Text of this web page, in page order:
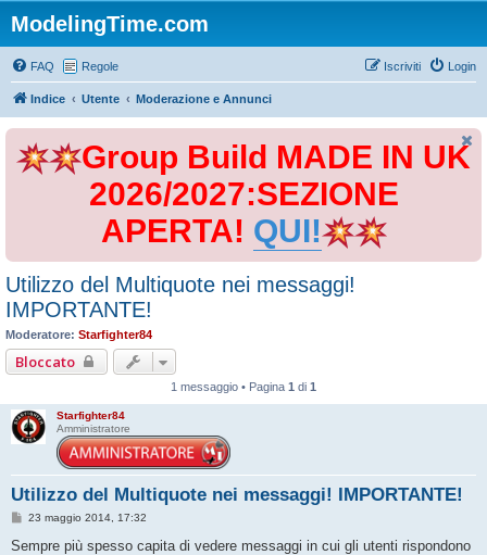
ModelingTime.com
FAQ Regole Login
Iscriviti
Indice Utente Moderazione e Annunci
Group Build MADE IN UK
2026/2027:SEZIONE
APERTA! QUI!
Utilizzo del Multiquote nei messaggi!
IMPORTANTE!
Moderatore: Starfighter84
Bloccato
1 messaggio • Pagina 1 di 1
Starfighter84
Amministratore
Utilizzo del Multiquote nei messaggi! IMPORTANTE!
M
s
23 maggio 2014, 17:32
Sempre più spesso capita di vedere messaggi in cui gli utenti rispondono